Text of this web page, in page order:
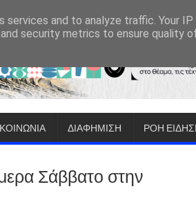
ΔΙΑΦΗΜΙΣΗ ΡΟΗ
Σάββατο στην
and to analyze traffic. Your
security metrics to ensure quality